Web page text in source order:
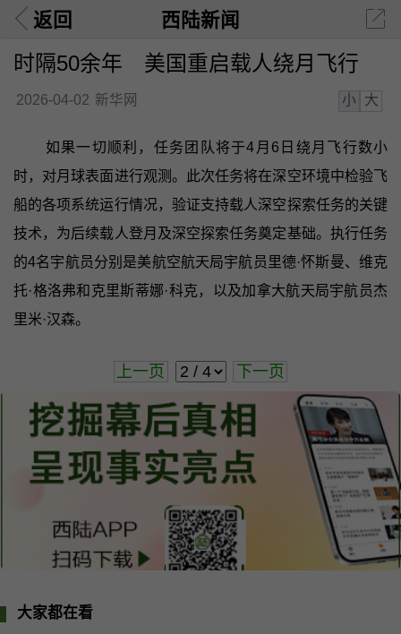
返回 西陆新闻
时隔50余年 美国重启载人绕月飞行
2026-04-02 新华网 小 大
如果一切顺利，任务团队将于4月6日绕月飞行数小
时，对月球表面进行观测。此次任务将在深空环境中检验飞
船的各项系统运行情况，验证支持载人深空探索任务的关键
技术，为后续载人登月及深空探索任务奠定基础。执行任务
的4名宇航员分别是美航空航天局宇航员里德·怀斯曼、维克
托·格洛弗和克里斯蒂娜·科克，以及加拿大航天局宇航员杰
里米·汉森。
上一页 下一页
大家都在看